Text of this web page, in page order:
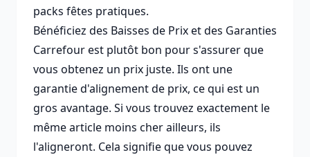
packs fêtes pratiques.
Bénéficiez des Baisses de Prix et des Garanties
Carrefour est plutôt bon pour s'assurer que
vous obtenez un prix juste. Ils ont une
garantie d'alignement de prix, ce qui est un
gros avantage. Si vous trouvez exactement le
même article moins cher ailleurs, ils
l'aligneront. Cela signifie que vous pouvez